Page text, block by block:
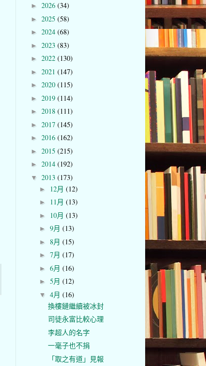
► 2026 (34)
► 2025 (58)
► 2024 (68)
► 2023 (83)
► 2022 (130)
► 2021 (147)
► 2020 (115)
► 2019 (114)
► 2018 (111)
► 2017 (145)
► 2016 (162)
► 2015 (215)
► 2014 (192)
▼ 2013 (173)
► 12月 (12)
► 11月 (13)
► 10月 (13)
► 9月 (13)
► 8月 (15)
► 7月 (17)
► 6月 (16)
► 5月 (12)
▼ 4月 (16)
換樓鏈繼續被冰封
司徒永富比較心理
李超人的名字
一毫子也不捐
「取之有道」見報